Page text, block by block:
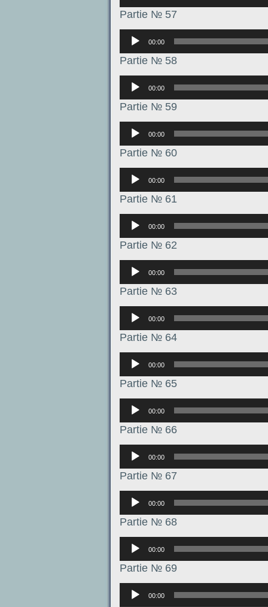
Partie № 57
Аудиоплеер
00:00
Partie № 58
Аудиоплеер
00:00
Partie № 59
Аудиоплеер
00:00
Partie № 60
Аудиоплеер
00:00
Partie № 61
Аудиоплеер
00:00
Partie № 62
Аудиоплеер
00:00
Partie № 63
Аудиоплеер
00:00
Partie № 64
Аудиоплеер
00:00
Partie № 65
Аудиоплеер
00:00
Partie № 66
Аудиоплеер
00:00
Partie № 67
Аудиоплеер
00:00
Partie № 68
Аудиоплеер
00:00
Partie № 69
Аудиоплеер
00:00